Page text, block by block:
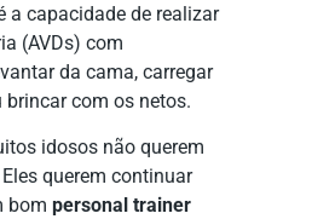
a capacidade de realizar
(AVDs) com
da cama, carregar
com os netos.
idosos não querem
querem continuar
bom personal trainer